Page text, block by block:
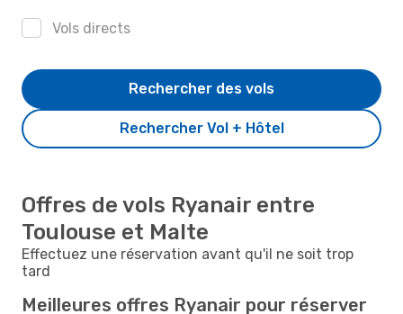
Vols directs
Rechercher Vol + Hôtel
Rechercher des vols
Offres de vols Ryanair entre
Toulouse et Malte
Effectuez une réservation avant qu'il ne soit trop
tard
Meilleures offres Ryanair pour réserver